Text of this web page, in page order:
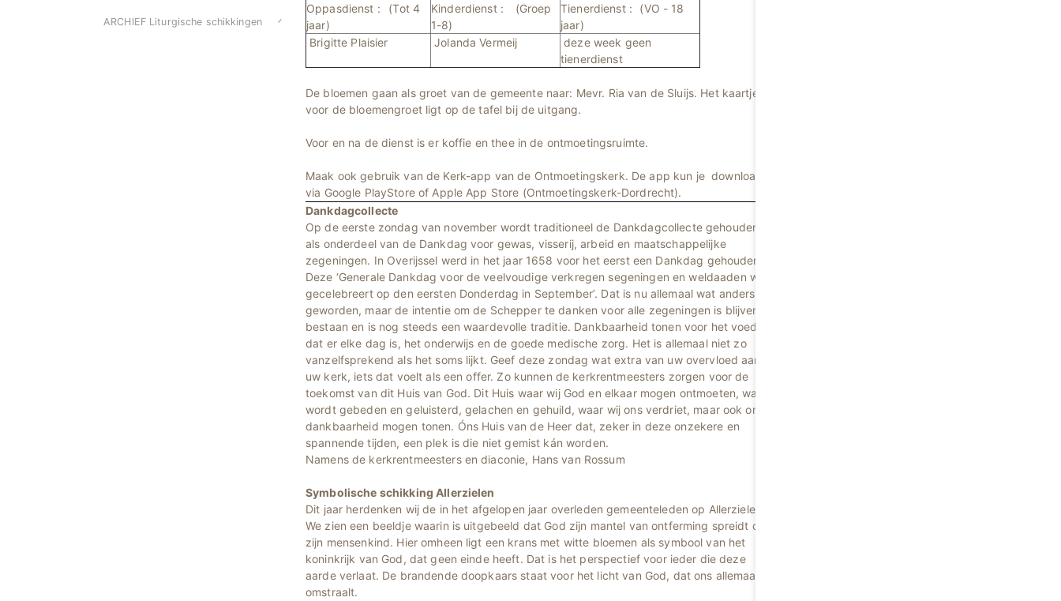
ARCHIEF Liturgische schikkingen
Oppasdienst :
(Tot 4
jaar)
Kinderdienst :
(Groep
1-8)
Tienerdienst :
(VO - 18
jaar)
Brigitte Plaisier
Jolanda Vermeij
deze week geen
tienerdienst
De bloemen gaan als groet van de gemeente naar: Mevr. Ria van de Sluijs. Het kaartje
voor de bloemengroet ligt op de tafel bij de uitgang.
Voor en na de dienst is er koffie en thee in de ontmoetingsruimte.
Maak ook gebruik van de Kerk-app van de Ontmoetingskerk. De app kun je downloaden
via Google PlayStore of Apple App Store (Ontmoetingskerk-Dordrecht).
Dankdagcollecte
Op de eerste zondag van november wordt traditioneel de Dankdagcollecte gehouden,
als onderdeel van de Dankdag voor gewas, visserij, arbeid en maatschappelijke
zegeningen. In Overijssel werd in het jaar 1658 voor het eerst een Dankdag gehouden.
Deze ‘Generale Dankdag voor de veelvoudige verkregen segeningen en weldaaden werd
gecelebreert op den eersten Donderdag in September’. Dat is nu allemaal wat anders
geworden, maar de intentie om de Schepper te danken voor alle zegeningen is blijven
bestaan en is nog steeds een waardevolle traditie. Dankbaarheid tonen voor het voedsel
dat er elke dag is, het onderwijs en de goede medische zorg. Het is allemaal niet zo
vanzelfsprekend als het soms lijkt. Geef deze zondag wat extra van uw overvloed aan
uw kerk, iets dat voelt als een offer. Zo kunnen de kerkrentmeesters zorgen voor de
toekomst van dit Huis van God. Dit Huis waar wij God en elkaar mogen ontmoeten, waar
wordt gebeden en geluisterd, gelachen en gehuild, waar wij ons verdriet, maar ook onze
dankbaarheid mogen tonen. Óns Huis van de Heer dat, zeker in deze onzekere en
spannende tijden, een plek is die niet gemist kán worden.
Namens de kerkrentmeesters en diaconie, Hans van Rossum
Symbolische schikking Allerzielen
Dit jaar herdenken wij de in het afgelopen jaar overleden gemeenteleden op Allerzielen.
We zien een beeldje waarin is uitgebeeld dat God zijn mantel van ontferming spreidt over
zijn mensenkind. Hier omheen ligt een krans met witte bloemen als symbool van het
koninkrijk van God, dat geen einde heeft. Dat is het perspectief voor ieder die deze
aarde verlaat. De brandende doopkaars staat voor het licht van God, dat ons allemaal
omstraalt.